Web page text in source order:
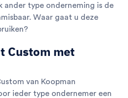
ander type onderneming is de
Waar gaat u deze
Custom met
van Koopman
ieder type ondernemer een